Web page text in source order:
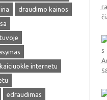
draudimo kainos
internetu
edraudimas